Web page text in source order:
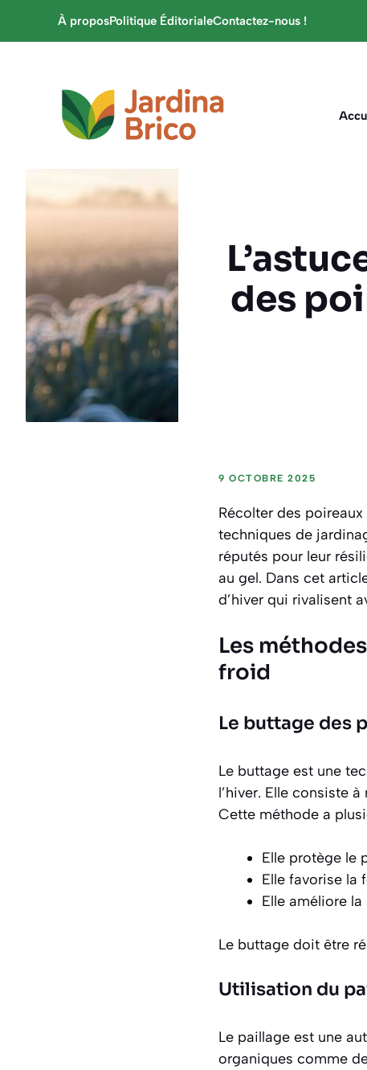
À proposPolitique ÉditorialeContactez-nous !
des
9 OCTOBRE 2025
Récolter des
techniques de
réputés pour leur
au gel. Dans cet
d’hiver qui rivalisent
Les
froid
Le buttage des
Le buttage est une
l’hiver. Elle consiste
Cette méthode a
Elle protège le
Elle favorise la
Elle améliore
Le buttage doit être
Utilisation du
Le paillage est une
organiques comme